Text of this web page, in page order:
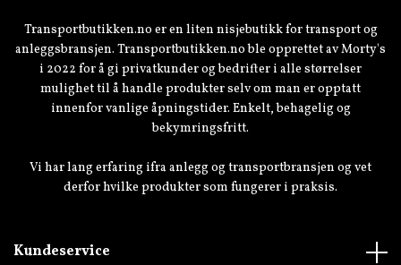
Transportbutikken.no er en liten nisjebutikk for transport og
anleggsbransjen. Transportbutikken.no ble opprettet av Morty's
i 2022 for å gi privatkunder og bedrifter i alle størrelser
mulighet til å handle produkter selv om man er opptatt
innenfor vanlige åpningstider. Enkelt, behagelig og
bekymringsfritt.
Vi har lang erfaring ifra anlegg og transportbransjen og vet
derfor hvilke produkter som fungerer i praksis.
Kundeservice